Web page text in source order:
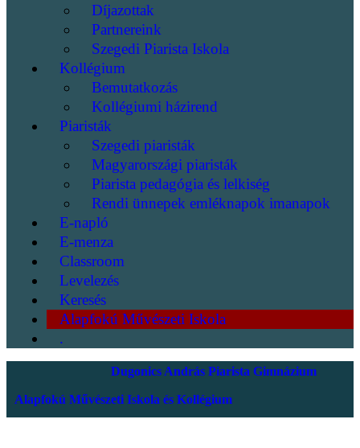
Díjazottak
Partnereink
Szegedi Piarista Iskola
Kollégium
Bemutatkozás
Kollégiumi házirend
Piaristák
Szegedi piaristák
Magyarországi piaristák
Piarista pedagógia és lelkiség
Rendi ünnepek emléknapok imanapok
E-napló
E-menza
Classroom
Levelezés
Keresés
Alapfokú Művészeti Iskola
.
Dugonics András Piarista Gimnázium
Alapfokú Művészeti Iskola és Kollégium